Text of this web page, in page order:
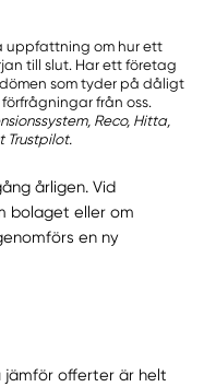
uppfattning om hur ett
till slut. Har ett företag
som tyder på dåligt
från oss.
Reco, Hitta,
Trustpilot.
årligen. Vid
bolaget eller om
en ny
jämför offerter är helt